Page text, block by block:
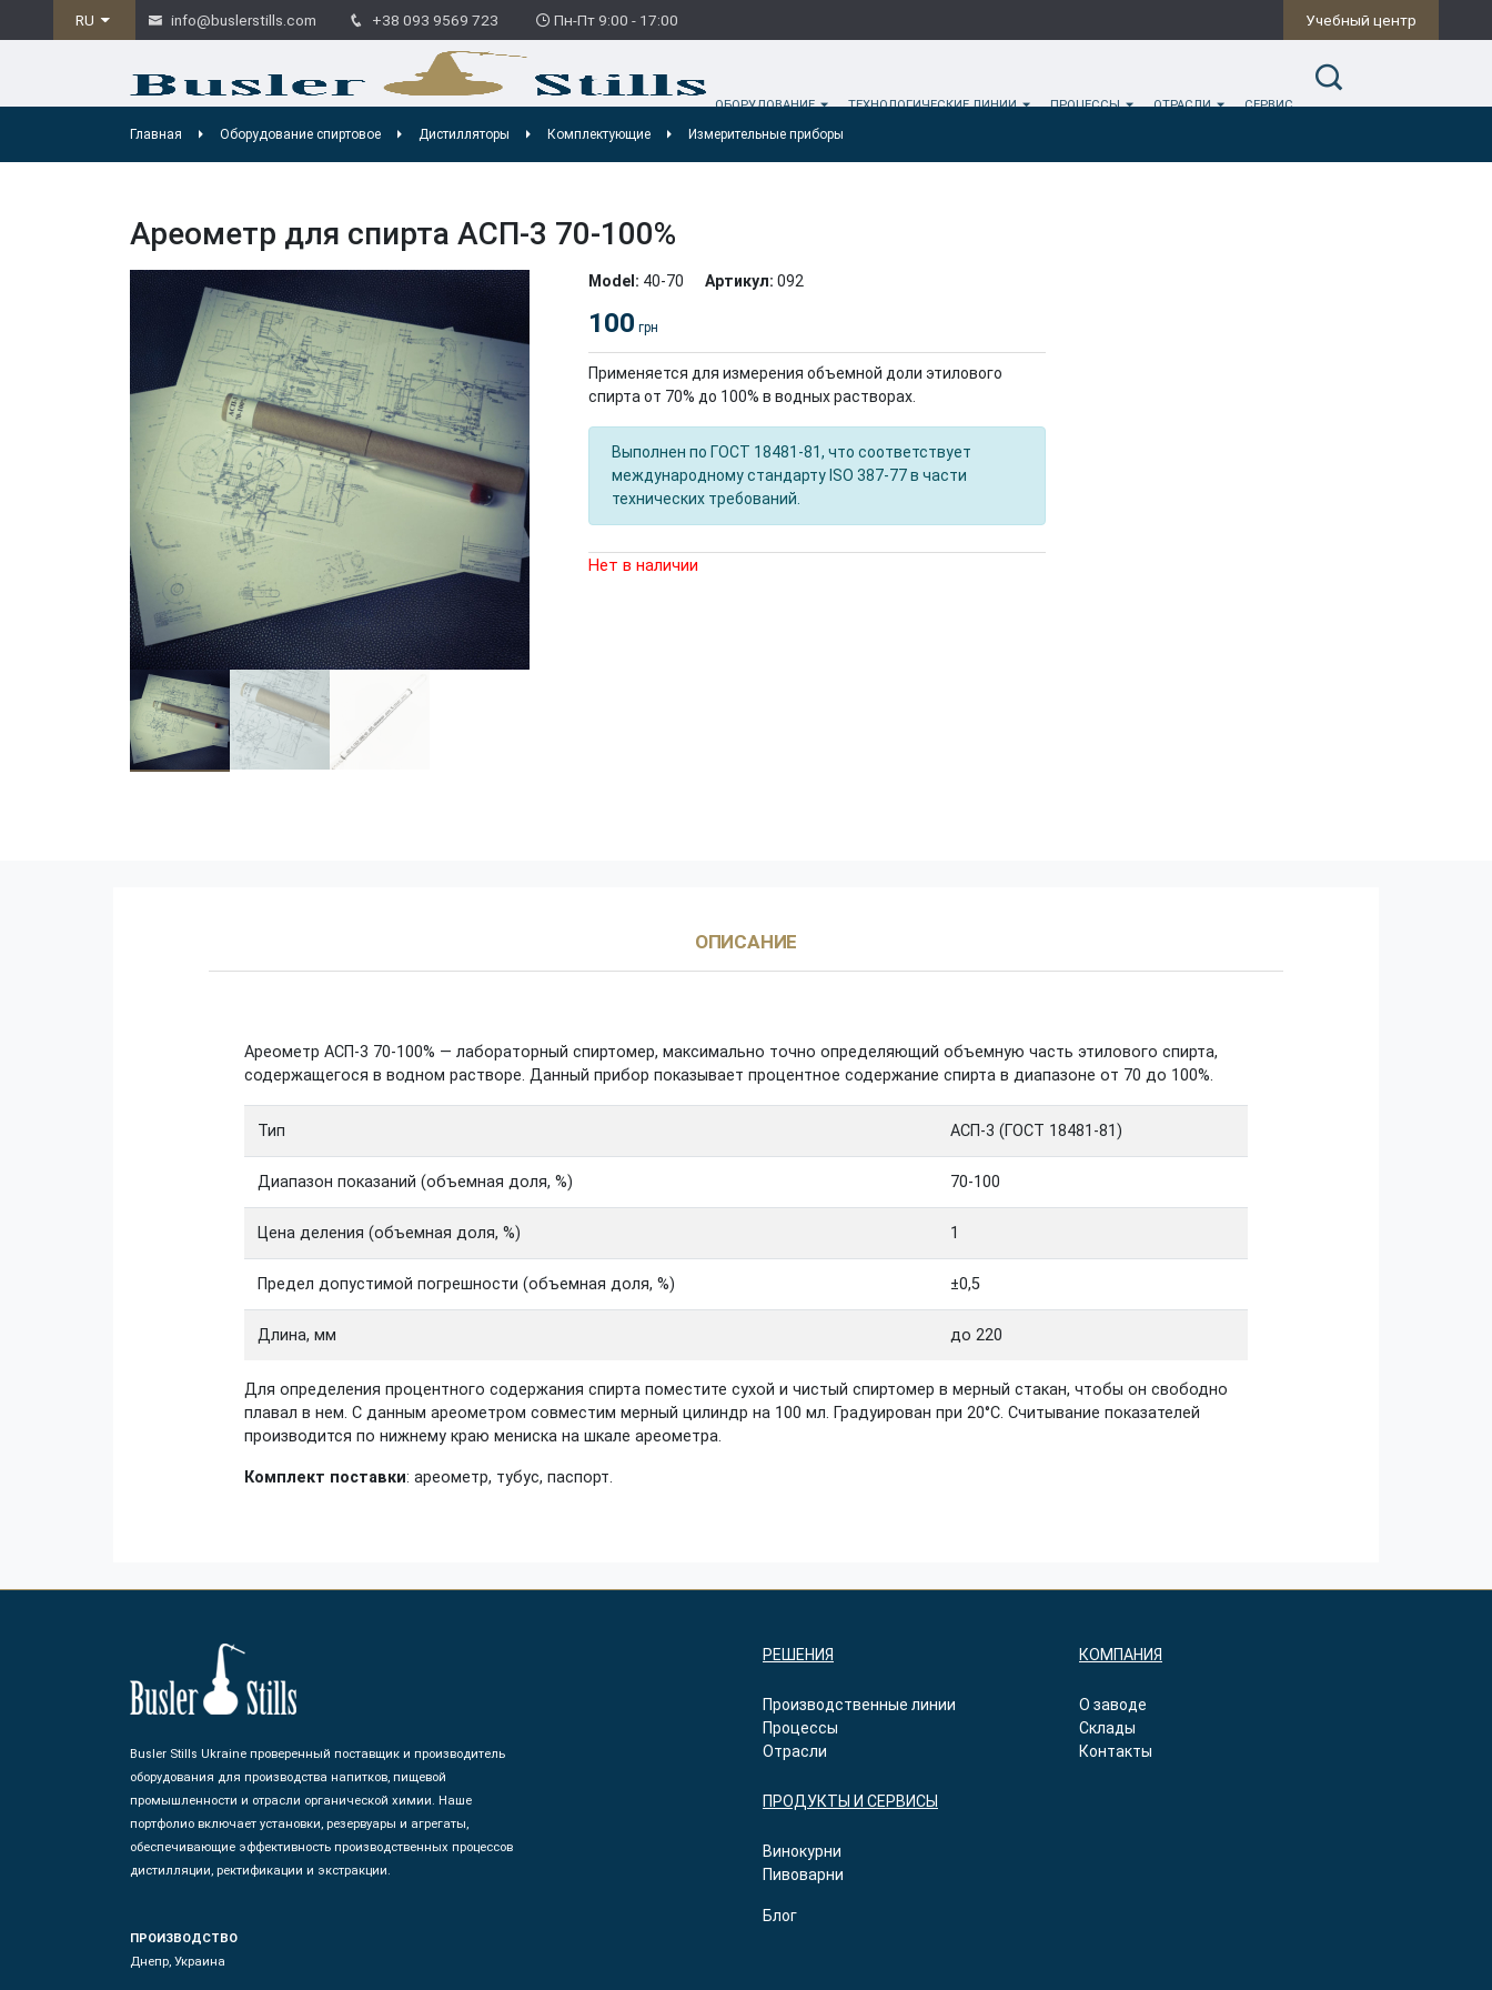
RU info@buslerstills.com +38 093 9569 723 Пн-Пт 9:00 - 17:00 Учебный центр
ОБОРУДОВАНИЕ ТЕХНОЛОГИЧЕСКИЕ ЛИНИИ ПРОЦЕССЫ ОТРАСЛИ СЕРВИС
Главная Оборудование спиртовое Дистилляторы Комплектующие Измерительные приборы
Ареометр для спирта АСП-3 70-100%
Model: 40-70 Артикул: 092
100 грн
Применяется для измерения объемной доли этилового
спирта от 70% до 100% в водных растворах.
Выполнен по ГОСТ 18481-81, что соответствует
международному стандарту ISO 387-77 в части
технических требований.
Нет в наличии
ОПИСАНИЕ
Ареометр АСП-3 70-100% — лабораторный спиртомер, максимально точно определяющий объемную часть этилового спирта,
содержащегося в водном растворе. Данный прибор показывает процентное содержание спирта в диапазоне от 70 до 100%.
Тип АСП-3 (ГОСТ 18481-81)
Диапазон показаний (объемная доля, %) 70-100
Цена деления (объемная доля, %) 1
Предел допустимой погрешности (объемная доля, %) ±0,5
Длина, мм до 220
Для определения процентного содержания спирта поместите сухой и чистый спиртомер в мерный стакан, чтобы он свободно
плавал в нем. С данным ареометром совместим мерный цилиндр на 100 мл. Градуирован при 20°С. Считывание показателей
производится по нижнему краю мениска на шкале ареометра.
Комплект поставки: ареометр, тубус, паспорт.
Busler Stills Ukraine проверенный поставщик и производитель
оборудования для производства напитков, пищевой
промышленности и отрасли органической химии. Наше
портфолио включает установки, резервуары и агрегаты,
обеспечивающие эффективность производственных процессов
дистилляции, ректификации и экстракции.
ПРОИЗВОДСТВО
Днепр, Украина
РЕШЕНИЯ
Производственные линии
Процессы
Отрасли
ПРОДУКТЫ И СЕРВИСЫ
Винокурни
Пивоварни
Блог
КОМПАНИЯ
О заводе
Склады
Контакты